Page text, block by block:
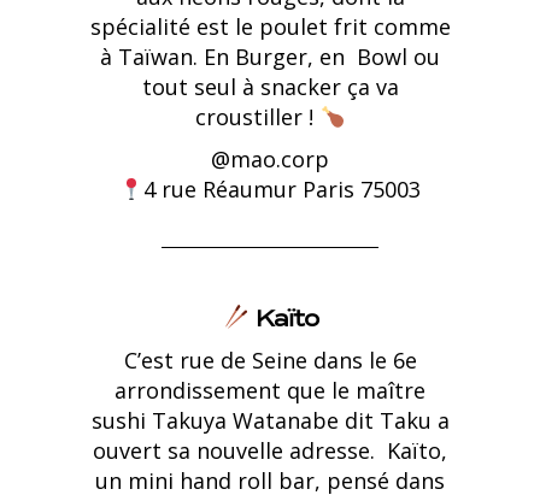
spécialité est le poulet frit comme
à Taïwan. En Burger, en Bowl ou
tout seul à snacker ça va
croustiller !
@mao.corp
4 rue Réaumur Paris 75003
Kaïto
C’est rue de Seine dans le 6e
arrondissement que le maître
sushi Takuya Watanabe dit Taku a
ouvert sa nouvelle adresse. Kaïto,
un mini hand roll bar, pensé dans